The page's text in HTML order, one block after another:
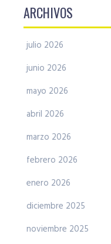
ARCHIVOS
julio 2026
junio 2026
mayo 2026
abril 2026
marzo 2026
febrero 2026
enero 2026
diciembre 2025
noviembre 2025